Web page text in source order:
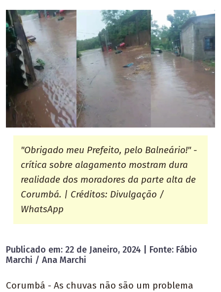
"Obrigado meu Prefeito, pelo Balneário!" -
crítica sobre alagamento mostram dura
realidade dos moradores da parte alta de
Corumbá. | Créditos: Divulgação /
WhatsApp
Publicado em: 22 de Janeiro, 2024 | Fonte: Fábio
Marchi / Ana Marchi
Corumbá - As chuvas não são um problema